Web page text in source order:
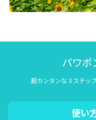
パワポ
超カンタンな３ステッ
使い